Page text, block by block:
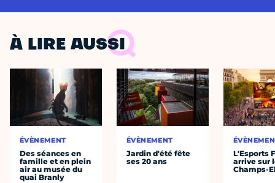
À LIRE AUSSI
ÉVÈNEMENT
Des séances en
famille et en plein
air au musée du
quai Branly
ÉVÈNEMENT
Jardin d'été fête
ses 20 ans
L'Esports
arrive sur
Champs-